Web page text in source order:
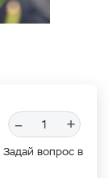
– +
Задай вопрос в